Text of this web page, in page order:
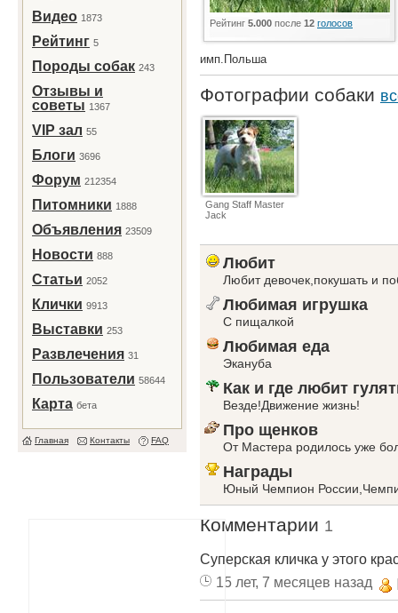
Видео 1873
Рейтинг 5
Породы собак 243
Отзывы и
советы 1367
VIP зал 55
Блоги 3696
Форум 212354
Питомники 1888
Объявления 23509
Новости 888
Статьи 2052
Клички 9913
Выставки 253
Развлечения 31
Пользователи 58644
Карта бета
Главная Контакты FAQ
Рейтинг 5.000 после 12 голосов
имп.Польша
Фотографии собаки
Gang Staff Маster
Jack
Любит
Любит девочек,покушать и
Любимая игрушка
С пищалкой
Любимая еда
Экануба
Как и где любит
Везде!Движение жизнь!
Про щенков
От Мастера родилось уже
Награды
Юный Чемпион
Комментарии 1
Суперская кличка у этого
15 лет, 7 месяцев назад